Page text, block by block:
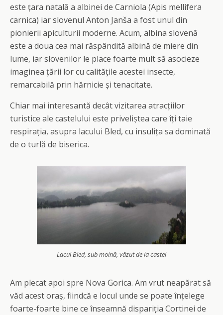
este țara natală a albinei de Carniola (Apis mellifera
carnica) iar slovenul Anton Janša a fost unul din
pionierii apiculturii moderne. Acum, albina slovenă
este a doua cea mai răspândită albină de miere din
lume, iar slovenilor le place foarte mult să asocieze
imaginea țării lor cu calitățile acestei insecte,
remarcabilă prin hărnicie și tenacitate.
Chiar mai interesantă decât vizitarea atracțiilor
turistice ale castelului este priveliștea care îți taie
respirația, asupra lacului Bled, cu insulița sa dominată
de o turlă de biserica.
Lacul Bled, sub moină, văzut de la castel
Am plecat apoi spre Nova Gorica. Am vrut neapărat să
văd acest oraș, fiindcă e locul unde se poate înțelege
foarte-foarte bine ce înseamnă dispariția Cortinei de